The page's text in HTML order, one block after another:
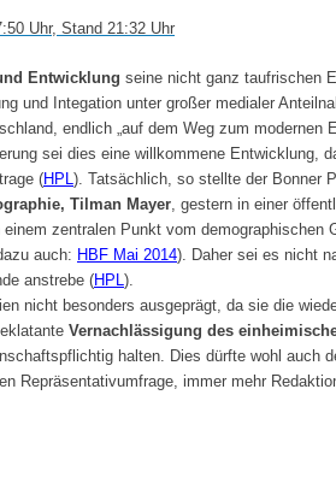
Uhr, Stand 21:32 Uhr
Entwicklung seine nicht ganz taufrischen
und Integation unter großer medialer
endlich „auf dem Weg zum modernen
sei dies eine willkommene Entwicklung,
(HPL ). Tatsächlich, so stellte der Bonner
Tilman Mayer , gestern in einer
zentralen Punkt vom demographischen
auch: HBF Mai 2014). Daher sei es nicht
anstrebe (HPL ).
nicht besonders ausgeprägt, da sie die
Vernachlässigung des
halten. Dies dürfte wohl auch
Repräsentativumfrage, immer mehr